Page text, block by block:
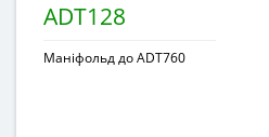
ADT128
Маніфольд до ADT760